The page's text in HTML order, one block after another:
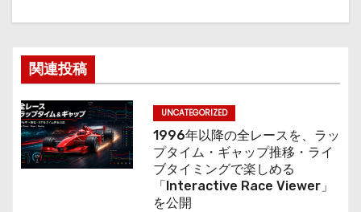
ョ
ン
関連投稿
UNCATEGORIZED
1996年以降の全レースを、ラッ
プタイム・ギャップ推移・ライ
ブタイミングで楽しめる
「Interactive Race Viewer」
を公開